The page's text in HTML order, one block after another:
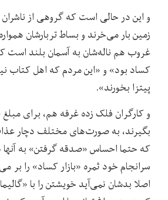
و این در حالی است که گروهی از
زمین بار می‌خرند و بساط تربارشان
غروب هم ناله‌شان به آسمان بلند است
کساد بود» و «این مردم که اهل کتاب
پیتزا بخورند».
و کارگران فلک زده غرفه‌ هم، برای مبلغ
بگیرند، به صورت‌های مختلف دچار
که حتما احساس «صدقه گرفتن» به
سرانجام خود ثمره «بازار کساد» را بر
اصلا بدشان نمی‌آید خویشتن را با